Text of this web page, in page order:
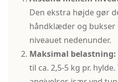
Den ekstra højde gør
håndklæder og bukser
niveauet nedenunder.
Maksimal belastning:
til ca. 2,5-5 kg pr.